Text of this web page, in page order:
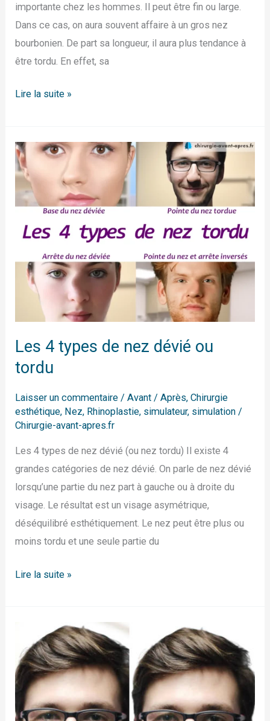
importante chez les hommes. Il peut être fin ou large.
Dans ce cas, on aura souvent affaire à un gros nez
bourbonien. De part sa longueur, il aura plus tendance à
être tordu. En effet, sa
Lire la suite »
Les 4 types de nez dévié ou
tordu
Laisser un commentaire /Avant / Après,Chirurgie
esthétique, Nez, Rhinoplastie, simulateur, simulation /
Chirurgie-avant-apres.fr
Les 4 types de nez dévié (ou nez tordu) Il existe 4
grandes catégories de nez dévié. On parle de nez dévié
lorsqu’une partie du nez part à gauche ou à droite du
visage. Le résultat est un visage asymétrique,
déséquilibré esthétiquement. Le nez peut être plus ou
moins tordu et une seule partie du
Les
4
types
de
nez
dévié
tordu
Lire la suite »
tordu